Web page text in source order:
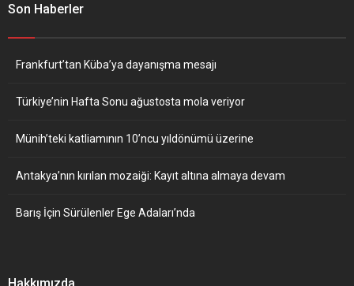
Son Haberler
Frankfurt’tan Küba’ya dayanışma mesajı
Türkiye’nin Hafta Sonu ağustosta mola veriyor
Münih’teki katliamının 10’ncu yıldönümü üzerine
Antakya’nın kırılan mozaiği: Kayıt altına almaya devam
Barış İçin Sürülenler Ege Adaları’nda
Hakkımızda